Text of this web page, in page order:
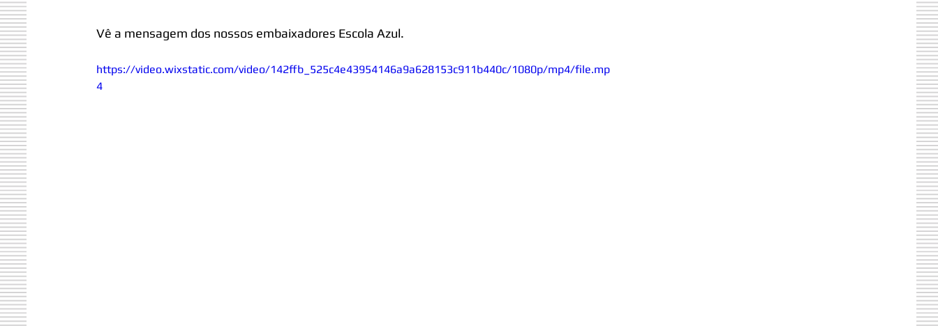
Vê a mensagem dos nossos embaixadores Escola Azul.
https://video.wixstatic.com/video/142ffb_525c4e43954146a9a628153c911b440c/1080p/mp4/file.mp
4